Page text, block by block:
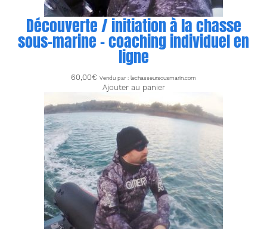
Découverte / initiation à la chasse
sous-marine – coaching individuel en
ligne
60,00€ Vendu par : lechasseursousmarin.com
Ajouter au panier